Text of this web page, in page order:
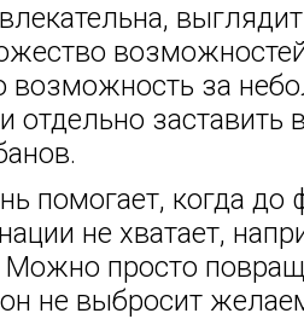
возможность за
отдельно заставить
помогает, когда
не хватает,
Можно просто
не выбросит